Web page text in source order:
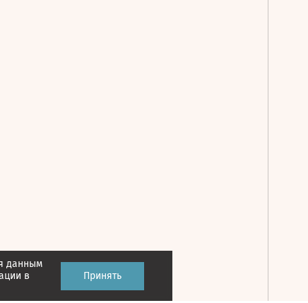
данным
в
Принять